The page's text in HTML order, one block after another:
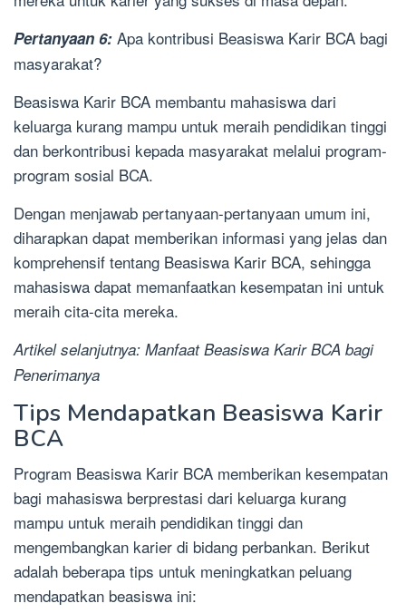
Pertanyaan 6: Apa kontribusi Beasiswa Karir BCA bagi
masyarakat?
Beasiswa Karir BCA membantu mahasiswa dari
keluarga kurang mampu untuk meraih pendidikan tinggi
dan berkontribusi kepada masyarakat melalui program-
program sosial BCA.
Dengan menjawab pertanyaan-pertanyaan umum ini,
diharapkan dapat memberikan informasi yang jelas dan
komprehensif tentang Beasiswa Karir BCA, sehingga
mahasiswa dapat memanfaatkan kesempatan ini untuk
meraih cita-cita mereka.
Artikel selanjutnya: Manfaat Beasiswa Karir BCA bagi
Penerimanya
Tips Mendapatkan Beasiswa Karir
BCA
Program Beasiswa Karir BCA memberikan kesempatan
bagi mahasiswa berprestasi dari keluarga kurang
mampu untuk meraih pendidikan tinggi dan
mengembangkan karier di bidang perbankan. Berikut
adalah beberapa tips untuk meningkatkan peluang
mendapatkan beasiswa ini: